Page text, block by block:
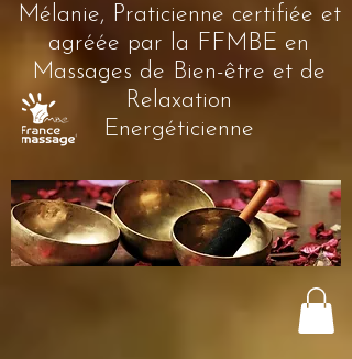
Mélanie, Praticienne certifiée et
agréée par la FFMBE en
Massages de Bien-être et de
Relaxation
Energéticienne